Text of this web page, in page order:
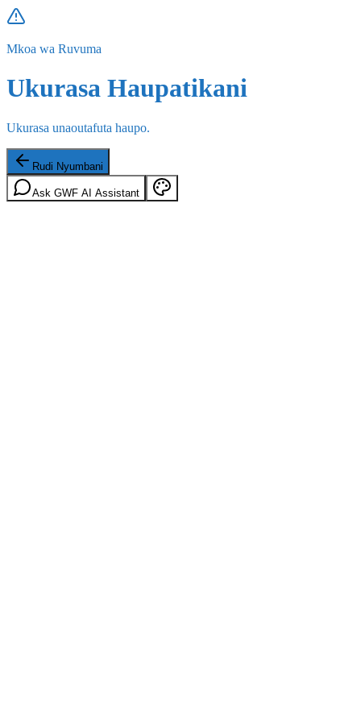
Mkoa wa Ruvuma
Ukurasa Haupatikani
Ukurasa unaoutafuta haupo.
Rudi Nyumbani
Ask GWF AI Assistant